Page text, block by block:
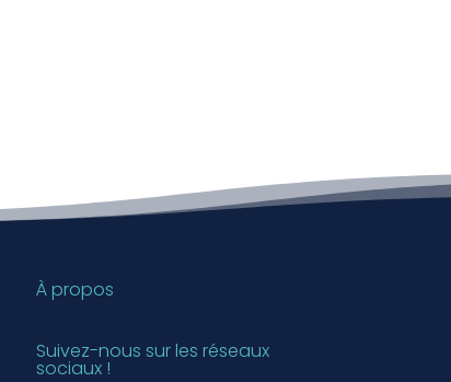
À propos
Suivez-nous sur les réseaux
sociaux !